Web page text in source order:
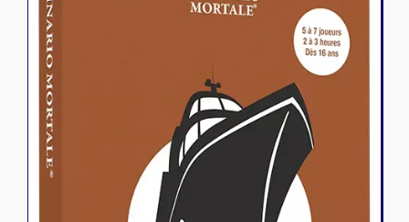
Tapis de jeu